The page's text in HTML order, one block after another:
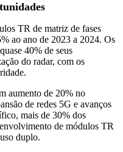
TR de matriz de fases
ao ano de 2023 a 2024. Os
40% de seus
do radar, com os
aumento de 20% no
de redes 5G e avanços
mais de 30% dos
de módulos TR
duplo.